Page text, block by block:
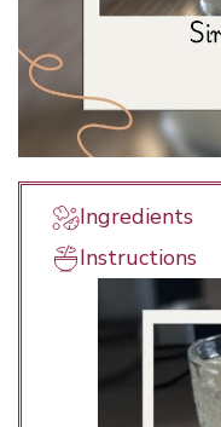
Ingredients
Instructions